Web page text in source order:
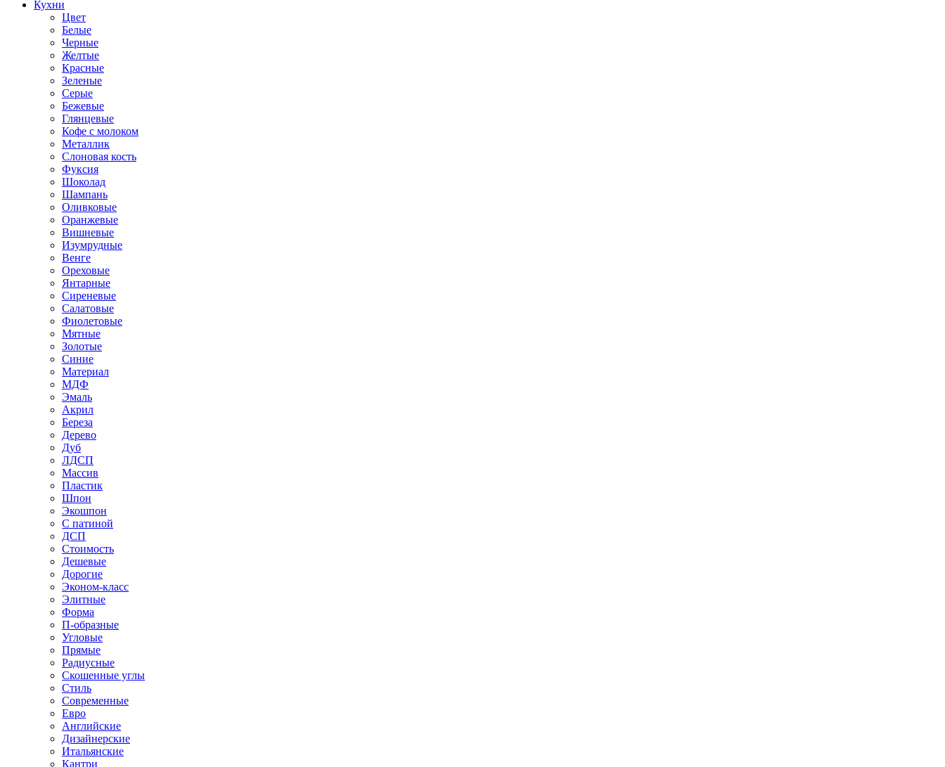
Кухни
Цвет
Белые
Черные
Желтые
Красные
Зеленые
Серые
Бежевые
Глянцевые
Кофе с молоком
Металлик
Слоновая кость
Фуксия
Шоколад
Шампань
Оливковые
Оранжевые
Вишневые
Изумрудные
Венге
Ореховые
Янтарные
Сиреневые
Салатовые
Фиолетовые
Мятные
Золотые
Синие
Материал
МДФ
Эмаль
Акрил
Береза
Дерево
Дуб
ЛДСП
Массив
Пластик
Шпон
Экошпон
С патиной
ДСП
Стоимость
Дешевые
Дорогие
Эконом-класс
Элитные
Форма
П-образные
Угловые
Прямые
Радиусные
Скошенные углы
Стиль
Современные
Евро
Английские
Дизайнерские
Итальянские
Кантри